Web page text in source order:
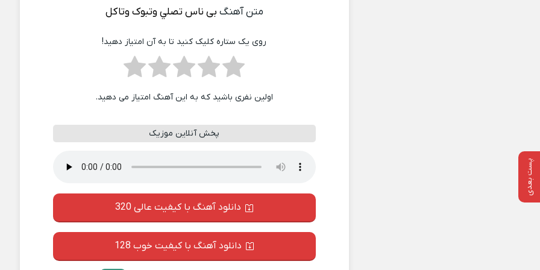
پست بعدی
متن آهنگ بی ناس تصلي وتبوک وتاکل
روی یک ستاره کلیک کنید تا به آن امتیاز دهید!
اولین نفری باشید که به این آهنگ امتیاز می دهید.
پخش آنلاین موزیک
دانلود آهنگ با کیفیت عالی 320
دانلود آهنگ با کیفیت خوب 128